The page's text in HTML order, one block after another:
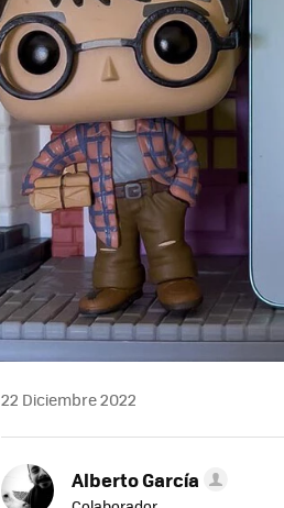
22 Diciembre 2022
Alberto García